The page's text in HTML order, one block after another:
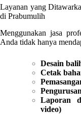
Layanan yang
di Prabumulih
Menggunakan jasa
Anda tidak hanya
Desain
Cetak
Laporan
video)